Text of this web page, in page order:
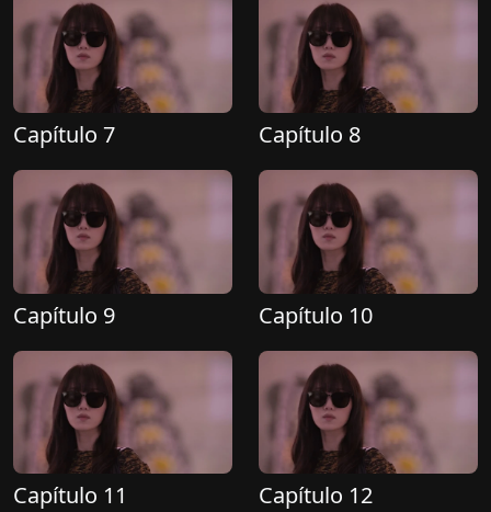
Capítulo 7 Capítulo 8
Capítulo 9 Capítulo 10
Capítulo 11 Capítulo 12